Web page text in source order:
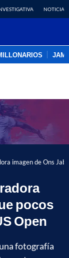
NOTICIAS
imagen de Ons
pocos
Open
fotografía